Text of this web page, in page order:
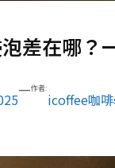
差在哪？
—作者:
icoffee咖